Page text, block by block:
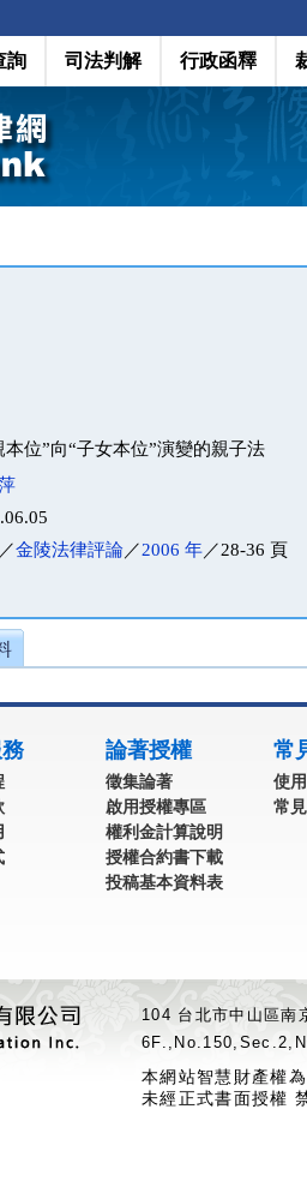
詢 司法判解 行政函釋
本位”向“子女本位”演變的親子法
金陵法律評論／2006 年／28-36 頁
論著授權
徵集論著
啟用授權專區
權利金計算說明
授權合約書下載
投稿基本資料表
常
使
常
104 台北市中山區
本網站智慧財產權
未經正式書面授權